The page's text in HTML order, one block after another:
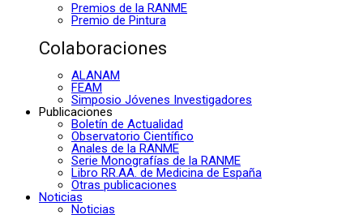
Premios de la RANME
Premio de Pintura
Colaboraciones
ALANAM
FEAM
Simposio Jóvenes Investigadores
Publicaciones
Boletín de Actualidad
Observatorio Científico
Anales de la RANME
Serie Monografías de la RANME
Libro RR.AA. de Medicina de España
Otras publicaciones
Noticias
Noticias